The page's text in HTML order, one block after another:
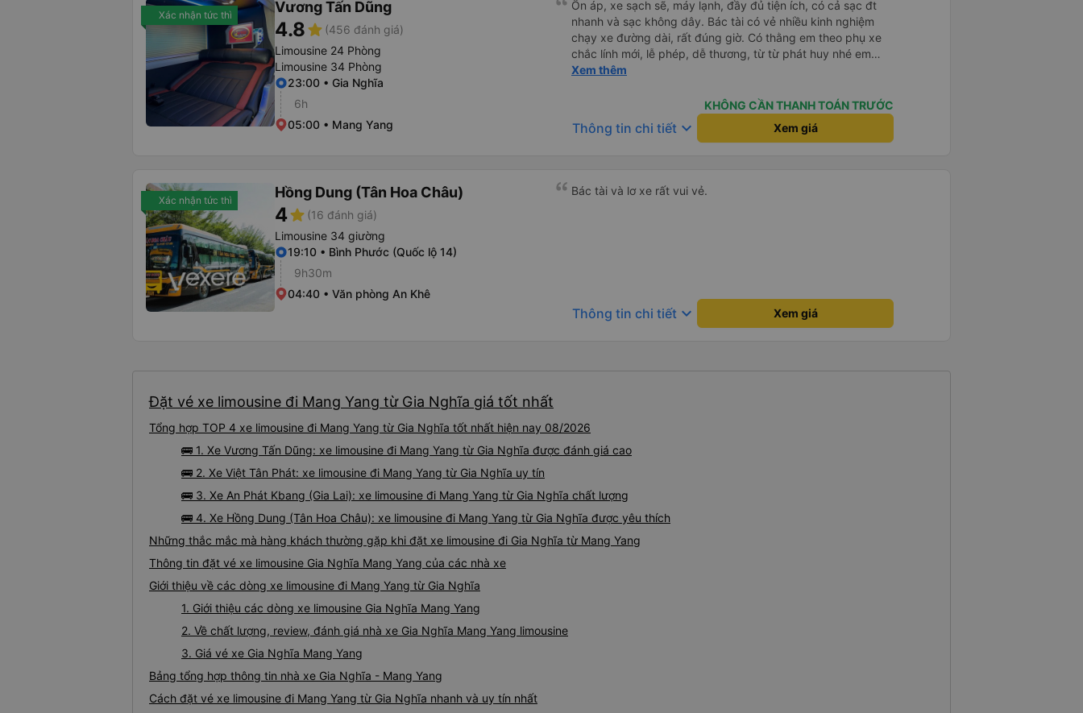
Xác nhận tức thì Vương Tấn Dũng
4.8star (456 đánh giá)
Limousine 24 Phòng
Limousine 34 Phòng
23:00 • Gia Nghĩa
6h
05:00 • Mang Yang
Ổn áp, xe sạch sẽ, máy lạnh, đầy đủ tiện ích, có cả sạc đt
nhanh và sạc không dây. Bác tài có vẻ nhiều kinh nghiệm
chạy xe đường dài, rất đúng giờ. Có thằng em theo phụ xe
chắc lính mới, lễ phép, dễ thương, từ từ phát huy nhé em
trai. 😊
Xem thêm
KHÔNG CẦN THANH TOÁN TRƯỚC
Thông tin chi tiết keyboard_arrow_down Xem giá
Xác nhận tức thì Hồng Dung (Tân Hoa Châu)
4star (16 đánh giá)
Limousine 34 giường
19:10 • Bình Phước (Quốc lộ 14)
9h30m
04:40 • Văn phòng An Khê
Bác tài và lơ xe rất vui vẻ.
Thông tin chi tiết keyboard_arrow_down Xem giá
Đặt vé xe limousine đi Mang Yang từ Gia Nghĩa giá tốt nhất
Tổng hợp TOP 4 xe limousine đi Mang Yang từ Gia Nghĩa tốt nhất hiện nay 08/2026
🚌 1. Xe Vương Tấn Dũng: xe limousine đi Mang Yang từ Gia Nghĩa được đánh giá cao
🚌 2. Xe Việt Tân Phát: xe limousine đi Mang Yang từ Gia Nghĩa uy tín
🚌 3. Xe An Phát Kbang (Gia Lai): xe limousine đi Mang Yang từ Gia Nghĩa chất lượng
🚌 4. Xe Hồng Dung (Tân Hoa Châu): xe limousine đi Mang Yang từ Gia Nghĩa được yêu thích
Những thắc mắc mà hàng khách thường gặp khi đặt xe limousine đi Gia Nghĩa từ Mang Yang
Thông tin đặt vé xe limousine Gia Nghĩa Mang Yang của các nhà xe
Giới thiệu về các dòng xe limousine đi Mang Yang từ Gia Nghĩa
1. Giới thiệu các dòng xe limousine Gia Nghĩa Mang Yang
2. Về chất lượng, review, đánh giá nhà xe Gia Nghĩa Mang Yang limousine
3. Giá vé xe Gia Nghĩa Mang Yang
Bảng tổng hợp thông tin nhà xe Gia Nghĩa - Mang Yang
Cách đặt vé xe limousine đi Mang Yang từ Gia Nghĩa nhanh và uy tín nhất